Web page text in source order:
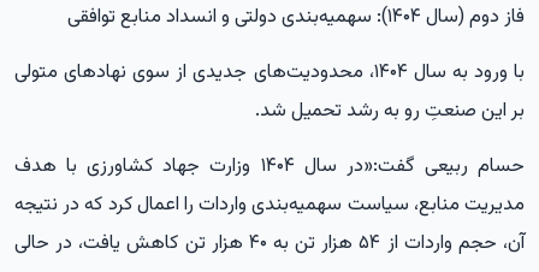
فاز دوم (سال ۱۴۰۴): سهمیه‌بندی دولتی و انسداد منابع توافقی
با ورود به سال ۱۴۰۴، محدودیت‌های جدیدی از سوی نهادهای متولی
بر این صنعتِ رو به رشد تحمیل شد.
حسام ربیعی گفت:«در سال ۱۴۰۴ وزارت جهاد کشاورزی با هدف
مدیریت منابع، سیاست سهمیه‌بندی واردات را اعمال کرد که در نتیجه
آن، حجم واردات از ۵۴ هزار تن به ۴۰ هزار تن کاهش یافت، در حالی